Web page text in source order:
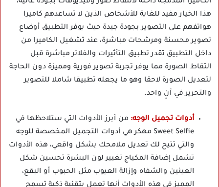
هذا الخيار مفيد للغاية للأشخاص الذين لا تساعدهم كاميرا
هواتفهم على التصوير بجودة جيدة حيث يوفر التطبيق أوضاع
تصوير محسنة ومرشحات مباشرة، عند تشغيل الكاميرا من
داخل التطبيق تقدر تطبيق التأثيرات والفلاتر مباشرة قبل
التقاط الصورة مما يوفر تجربة تصوير فورية ومميزة دون الحاجة
لتعديل الصورة لاحقا وهو ما يجعله تطبيقا شاملا للتصوير
والتحرير في آنٍ واحد.
أدوات تجميل الوجه: من أبرز الأدوات التي ستلاحظها في
Sweet Selfie مهكر هي أدوات التجميل المخصصة للوجه
والتي تتيح لك تعديل ملامحك بشكل واقعي، هذه الأدوات
تشمل إضافة المكياج تغيير لون البشرة تحسين شكل
العينين والشفاه وإزالة العيوب مثل الحبوب أو البقع،
المميز في هذه الأدوات أنها تعمل بتقنية ذكية تسمح